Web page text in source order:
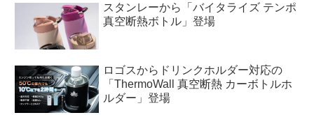
スタンレーから「バイタライズ テンポ
真空断熱ボトル」登場
ロゴスからドリンクホルダー対応の
「ThermoWall 真空断熱 カーボトルホ
ルダー」登場